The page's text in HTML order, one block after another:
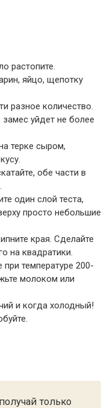
растопите.
яйцо, щепотку
разное количество.
уйдет не более
терке сыром,
обе части в
один слой теста,
просто небольшие
края. Сделайте
на квадратики.
температуре 200-
молоком или
и когда холодный!
только